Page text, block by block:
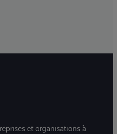
et organisations à